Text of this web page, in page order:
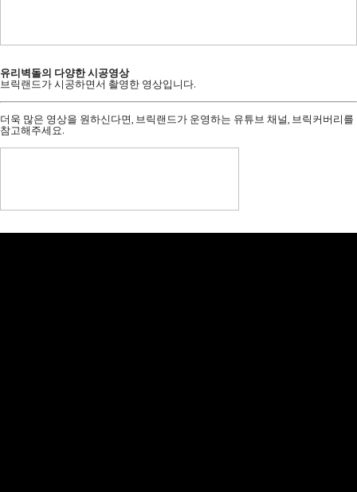
유리벽돌의 다양한 시공영상
브릭랜드가 시공하면서 촬영한 영상입니다.
더욱 많은 영상을 원하신다면, 브릭랜드가 운영하는 유튜브 채널, 브릭커버리를
참고해주세요.